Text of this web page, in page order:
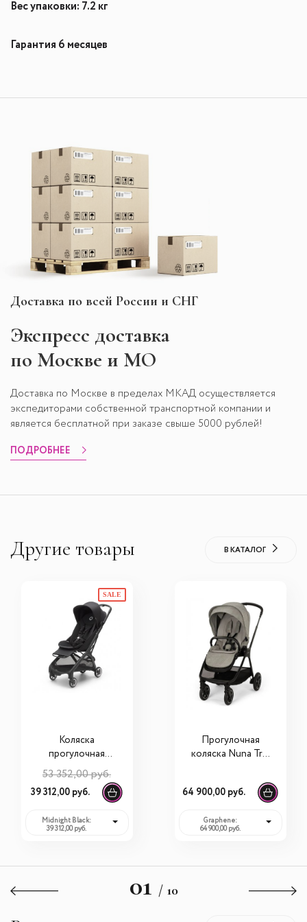
Вес упаковки: 7.2 кг
Гарантия 6 месяцев
Доставка по всей России и СНГ
Экспресс доставка
по Москве и МО
Доставка по Москве в пределах МКАД осуществляется
экспедиторами собственной транспортной компании и
является бесплатной при заказе свыше 5000 рублей!
ПОДРОБНЕЕ
Другие товары В КАТАЛОГ
SALE
Коляска
прогулочная
Bugaboo Butterfly
53 352,00 руб.
39 312,00 руб.
Midnight Black:
39 312,00 руб.
Прогулочная
коляска Nuna Triv
64 900,00 руб.
Graphene:
64 900,00 руб.
01 / 10